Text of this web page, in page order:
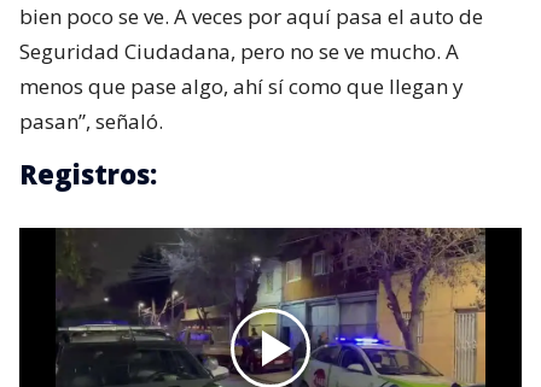
bien poco se ve. A veces por aquí pasa el auto de
Seguridad Ciudadana, pero no se ve mucho. A
menos que pase algo, ahí sí como que llegan y
pasan”, señaló.
Registros: